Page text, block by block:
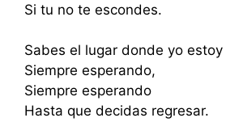
Si tu no te escondes.
Sabes el lugar donde yo estoy
Siempre esperando,
Siempre esperando
Hasta que decidas regresar.